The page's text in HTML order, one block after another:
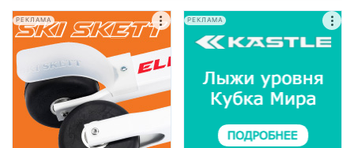
РЕКЛАМА РЕКЛАМА